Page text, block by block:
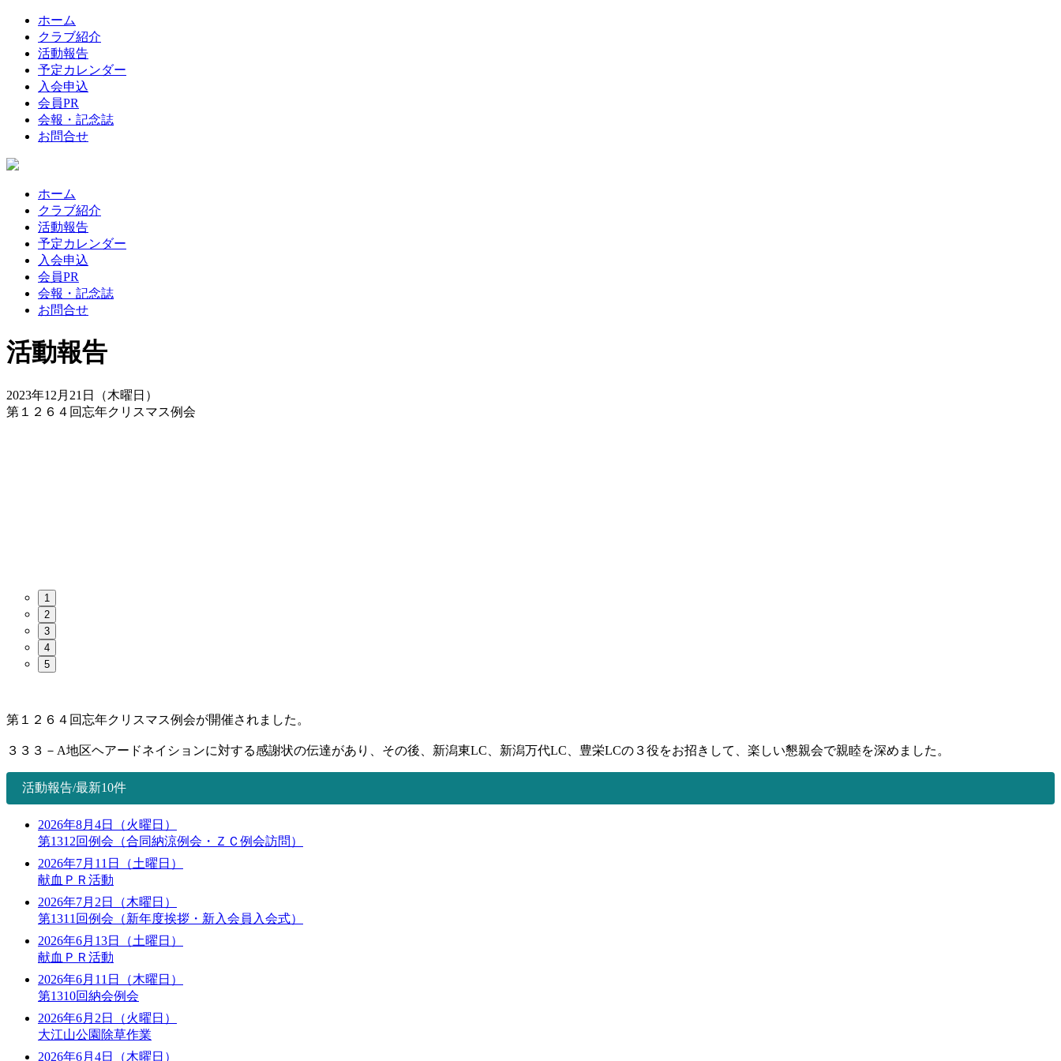
ホーム
クラブ紹介
活動報告
予定カレンダー
入会申込
会員PR
会報・記念誌
お問合せ
ホーム
クラブ紹介
活動報告
予定カレンダー
入会申込
会員PR
会報・記念誌
お問合せ
活動報告
2023年12月21日（木曜日）
第１２６４回忘年クリスマス例会
1
2
3
4
5
第１２６４回忘年クリスマス例会が開催されました。
３３３－A地区ヘアードネイションに対する感謝状の伝達があり、その後、新潟東LC、新潟万代LC、豊栄LCの３役をお招きして、楽しい懇親会で親睦を深めました。
活動報告/最新10件
2026年8月4日（火曜日）
第1312回例会（合同納涼例会・ＺＣ例会訪問）
2026年7月11日（土曜日）
献血ＰＲ活動
2026年7月2日（木曜日）
第1311回例会（新年度挨拶・新入会員入会式）
2026年6月13日（土曜日）
献血ＰＲ活動
2026年6月11日（木曜日）
第1310回納会例会
2026年6月2日（火曜日）
大江山公園除草作業
2026年6月4日（木曜日）